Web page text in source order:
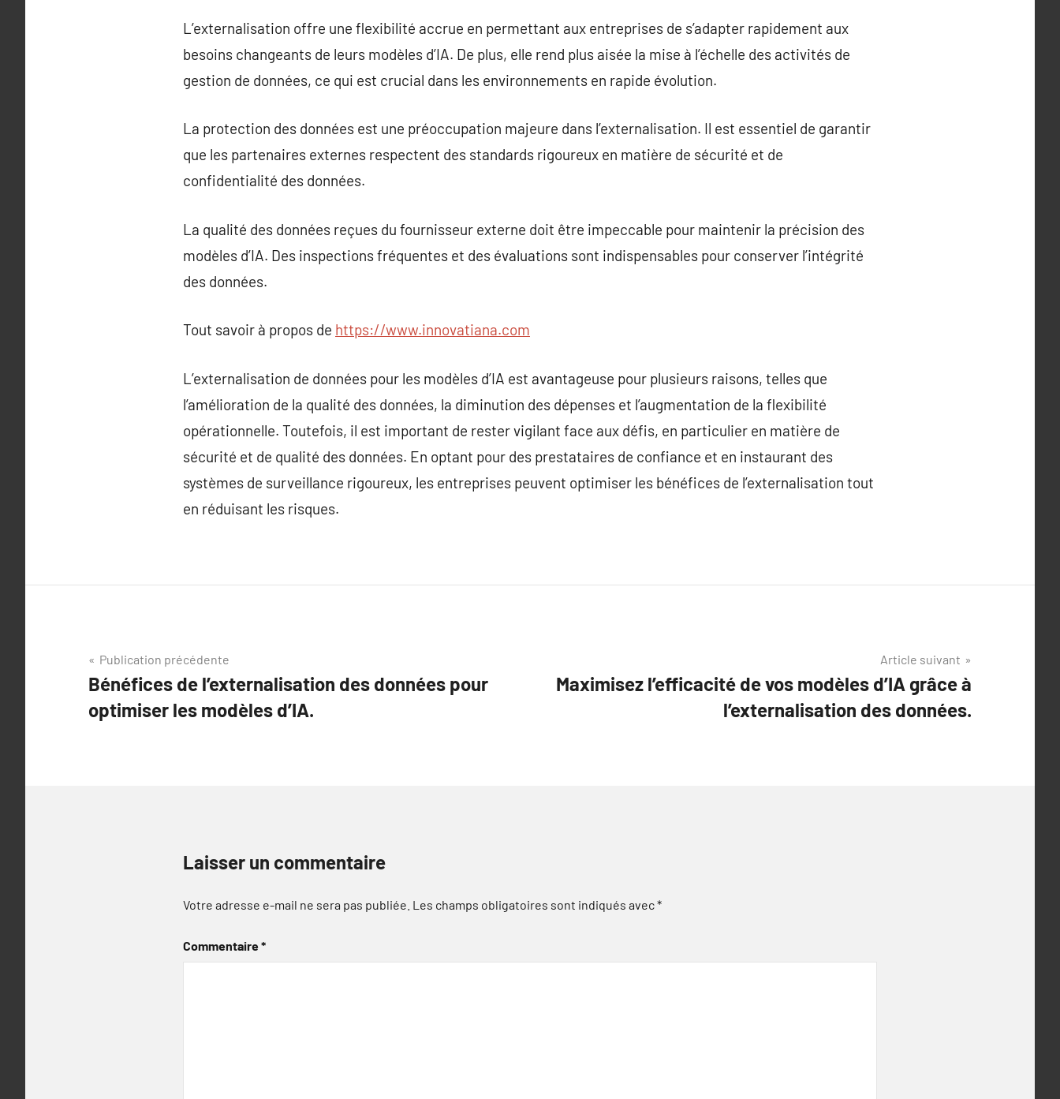
L’externalisation offre une flexibilité accrue en permettant aux entreprises de s’adapter rapidement aux
besoins changeants de leurs modèles d’IA. De plus, elle rend plus aisée la mise à l’échelle des activités de
gestion de données, ce qui est crucial dans les environnements en rapide évolution.
La protection des données est une préoccupation majeure dans l’externalisation. Il est essentiel de garantir
que les partenaires externes respectent des standards rigoureux en matière de sécurité et de
confidentialité des données.
La qualité des données reçues du fournisseur externe doit être impeccable pour maintenir la précision des
modèles d’IA. Des inspections fréquentes et des évaluations sont indispensables pour conserver l’intégrité
des données.
Tout savoir à propos de https://www.innovatiana.com
L’externalisation de données pour les modèles d’IA est avantageuse pour plusieurs raisons, telles que
l’amélioration de la qualité des données, la diminution des dépenses et l’augmentation de la flexibilité
opérationnelle. Toutefois, il est important de rester vigilant face aux défis, en particulier en matière de
sécurité et de qualité des données. En optant pour des prestataires de confiance et en instaurant des
systèmes de surveillance rigoureux, les entreprises peuvent optimiser les bénéfices de l’externalisation tout
en réduisant les risques.
Navigation
de
l’article
Publication précédente
Bénéfices de l’externalisation des données pour
optimiser les modèles d’IA.
Article suivant
Maximisez l’efficacité de vos modèles d’IA grâce à
l’externalisation des données.
Laisser un commentaire
Votre adresse e-mail ne sera pas publiée. Les champs obligatoires sont indiqués avec*
Commentaire*